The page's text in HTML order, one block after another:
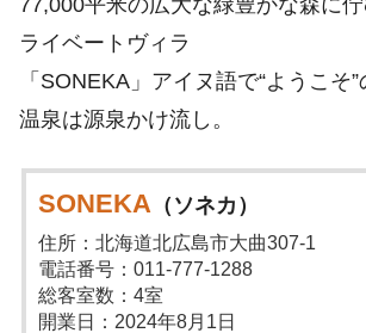
ライベートヴィラ
「SONEKA」アイヌ語で“ようこそ”
温泉は源泉かけ流し。
SONEKA （ソネカ）
住所：北海道北広島市大曲307-1
電話番号：011-777-1288
総客室数：4室
開業日：2024年8月1日